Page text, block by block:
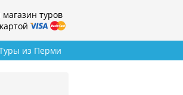
туров
из Перми